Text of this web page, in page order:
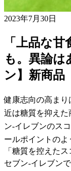
2023年7月30日
「上品な
も。異論
ン】新商品
健康志向の高ま
近は糖質を抑え
ン-イレブンのス
ールポイントのよ
「糖質を控えたス
セブン-イレブン